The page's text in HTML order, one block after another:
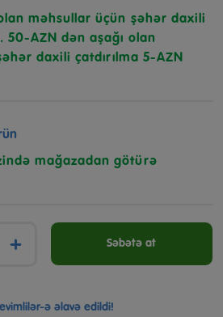
məhsullar üçün şəhər daxili
50-AZN dən aşağı olan
daxili çatdırılma 5-AZN
mağazadan götürə
+ Səbətə at
ə əlavə edildi!